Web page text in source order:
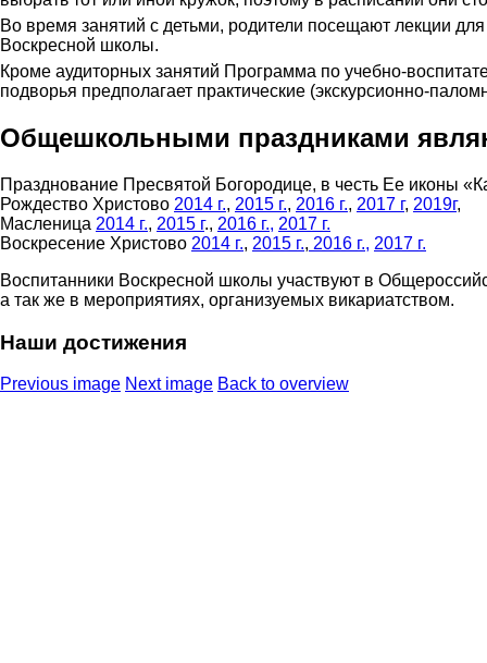
Во время занятий с детьми, родители посещают лекции
Воскресной школы.
Кроме аудиторных занятий Программа по учебно-
подворья предполагает практические (экскурсионно-
Общешкольными праздниками
Празднование Пресвятой Богородице, в честь Ее иконы
Рождество Христово 2014 г., 2015 г., 2016 г., 2017 г, 2019г,
Масленица 2014 г., 2015 г., 2016 г., 2017 г.
Воскресение Христово 2014 г., 2015 г., 2016 г., 2017 г.
Воспитанники Воскресной школы участвуют в
а так же в мероприятиях, организуемых викариатством.
Наши достижения
Previous image Next image Back to overview